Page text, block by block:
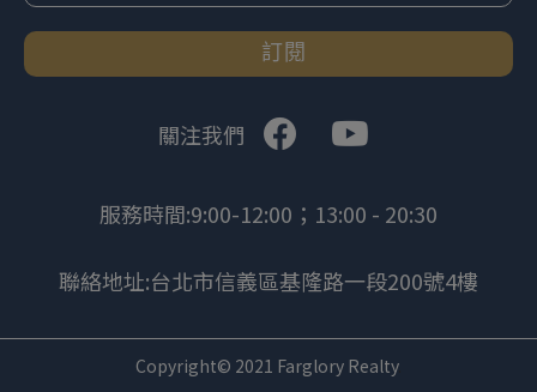
關注我們
訂閱
服務時間:9:00-12:00；13:00 - 20:30
聯絡地址:台北市信義區基隆路一段200號4樓
Copyright© 2021 Farglory Realty.